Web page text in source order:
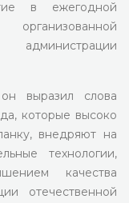
в ежегодной
выразил слова
которые высоко
внедряют на
технологии,
качества
отечественной